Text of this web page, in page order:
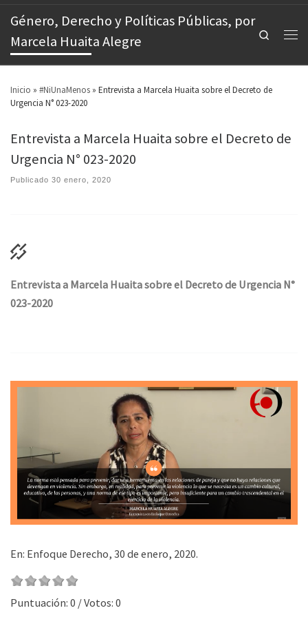
Género, Derecho y Políticas Públicas, por
Marcela Huaita Alegre
Search
Inicio » #NiUnaMenos » Entrevista a Marcela Huaita sobre el Decreto de
Urgencia N° 023-2020
Entrevista a Marcela Huaita sobre el Decreto de
Urgencia N° 023-2020
Publicado 30 enero, 2020
Entrevista a Marcela Huaita sobre el Decreto de Urgencia N°
023-2020
En: Enfoque Derecho, 30 de enero, 2020.
Puntuación: 0 / Votos: 0